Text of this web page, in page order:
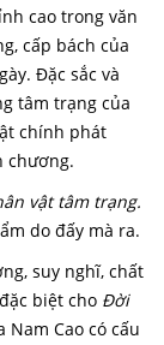
cao trong văn
cấp bách của
Đặc sắc và
tâm trạng của
chính phát
chương.
vật tâm trạng.
do đấy mà ra.
suy nghĩ, chất
biệt cho Đời
Cao có cấu